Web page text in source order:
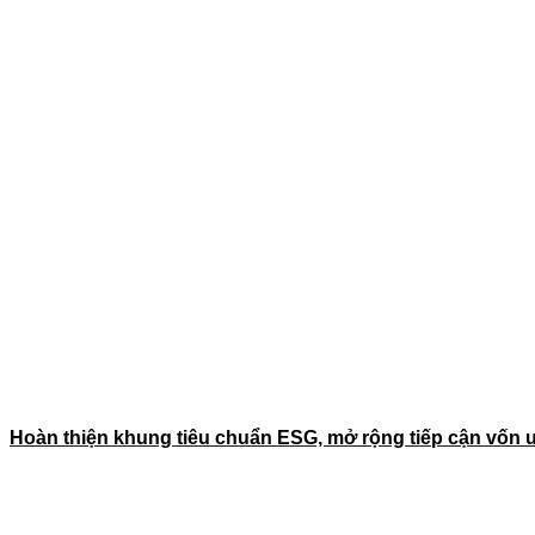
Hoàn thiện khung tiêu chuẩn ESG, mở rộng tiếp cận vốn